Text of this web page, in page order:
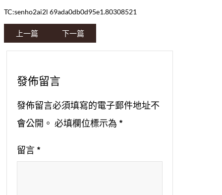
TC:senho2ai2l 69ada0db0d95e1.80308521
上一篇 下一篇
發佈留言
發佈留言必須填寫的電子郵件地址不
會公開。 必填欄位標示為 *
留言 *